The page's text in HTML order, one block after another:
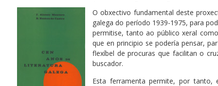
O obxectivo fundamental deste
galega do período 1939-1975, para
permitise, tanto ao público xeral
que en principio se podería pensar,
flexíbel de procuras que facilitan o
buscador.
Esta ferramenta permite, por tanto,